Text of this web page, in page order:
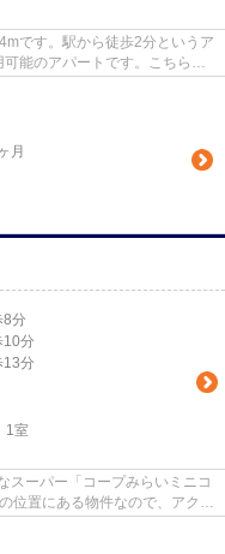
です。駅から徒歩2分というア
能のアパートです。こちらの
月
8分
10分
13分
1室
スーパー「コープみらいミニコ
位置にある物件なので、アクセ